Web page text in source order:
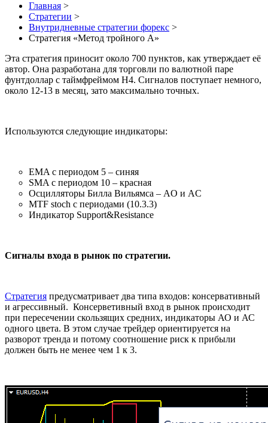
Главная >
Стратегии >
Внутридневные стратегии форекс >
Стратегия «Метод тройного А»
Эта стратегия приносит около 700 пунктов, как утверждает её
автор. Она разработана для торговли по валютной паре
фунтдоллар с таймфреймом Н4. Сигналов поступает немного,
около 12-13 в месяц, зато максимально точных.
Используются следующие индикаторы:
EMA с периодом 5 – синяя
SMA с периодом 10 – красная
Осцилляторы Билла Вильямса – AO и AC
MTF stoch с периодами (10.3.3)
Индикатор Support&Resistance
Сигналы входа в рынок по стратегии.
Стратегия предусматривает два типа входов: консервативный
и агрессивный. Консерветивный вход в рынок происходит
при пересечении скользящих средних, индикаторы АО и АС
одного цвета. В этом случае трейдер ориентируется на
разворот тренда и потому соотношение риск к прибыли
должен быть не менее чем 1 к 3.